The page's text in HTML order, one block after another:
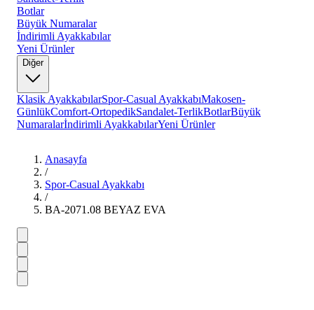
Botlar
Büyük Numaralar
İndirimli Ayakkabılar
Yeni Ürünler
Diğer
Klasik AyakkabılarSpor-Casual AyakkabıMakosen-
GünlükComfort-OrtopedikSandalet-TerlikBotlarBüyük
Numaralarİndirimli AyakkabılarYeni Ürünler
Anasayfa
/
Spor-Casual Ayakkabı
/
BA-2071.08 BEYAZ EVA